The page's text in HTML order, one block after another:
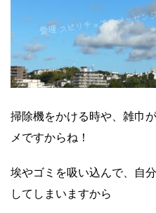
掃除機をかける時や、雑巾
メですからね！
埃やゴミを吸い込んで、自
してしまいますから